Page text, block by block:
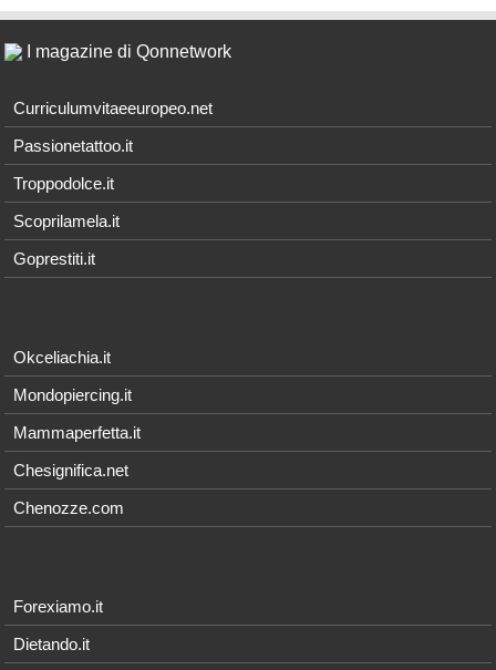
I magazine di Qonnetwork
Curriculumvitaeeuropeo.net
Passionetattoo.it
Troppodolce.it
Scoprilamela.it
Goprestiti.it
Okceliachia.it
Mondopiercing.it
Mammaperfetta.it
Chesignifica.net
Chenozze.com
Forexiamo.it
Dietando.it